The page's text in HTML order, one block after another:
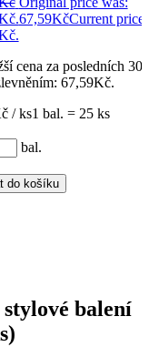
67,59KčCurrent price
cena za posledních 30
67,59Kč.
/ ks1 bal. = 25 ks
bal.
do košíku
balení